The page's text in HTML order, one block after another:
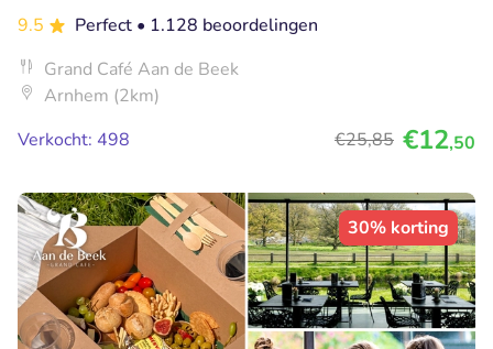
9.5
Perfect • 1.128 beoordelingen
Grand Café Aan de Beek
Arnhem (2km)
Verkocht: 498
€25,85 €12,50
30% korting